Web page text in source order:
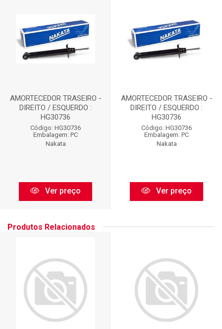
AMORTECEDOR TRASEIRO -
DIREITO / ESQUERDO :
HG30736
Código: HG30736
Embalagem: PC
Nakata
Ver preço
AMORTECEDOR TRASEIRO -
DIREITO / ESQUERDO :
HG30736
Código: HG30736
Embalagem: PC
Nakata
Ver preço
Produtos Relacionados